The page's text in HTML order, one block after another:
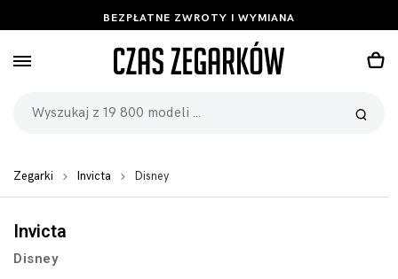
BEZPŁATNE ZWROTY I WYMIANA
Zegarki Invicta Disney
Invicta
Disney